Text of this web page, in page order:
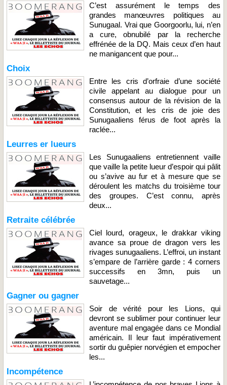
C’est assurément le temps des
grandes manœuvres politiques au
Sunugaal. Vrai que Goorgoorlu, lui, n’en
a cure, obnubilé par la recherche
effrénée de la DQ. Mais ceux d’en haut
ne manigancent que pour...
Choix
Entre les cris d’orfraie d’une société
civile appelant au dialogue pour un
consensus autour de la révision de la
Constitution, et les cris de joie des
Sunugaaliens férus de foot après la
raclée...
Leurres er lueurs
Les Sunugaaliens entretiennent vaille
que vaille la petite lueur d’espoir qui pâlit
ou s’avive au fur et à mesure que se
déroulent les matchs du troisième tour
des groupes. C’est connu, après
deux...
Retraite célébrée
Ciel lourd, orageux, le drakkar viking
avance sa proue de dragon vers les
rivages sunugaaliens. L’effroi, un instant
s’empare de l’arrière garde : 4 corners
successifs en 3mn, puis un
sauvetage...
Gagner ou gagner
Soir de vérité pour les Lions, qui
devront se sublimer pour continuer leur
aventure mal engagée dans ce Mondial
américain. Il leur faut impérativement
sortir du guêpier norvégien et empocher
les...
Incompétence